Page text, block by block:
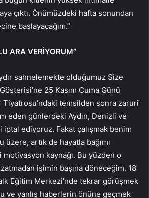
çıktı. Önümüzdeki hafta sonundan
başlayacağım.”
ARA VERİYORUM”
sahnelemekte olduğumuz Size
25 Kasım Cuma Günü
Tiyatrosu’ndaki temsilden sonra zarurî
eden günlerdeki Aydın, Denizli ve
ediyoruz. Fakat çalışmak benim
artık de hayatla bağımı
kaynağı. Bu yüzden o
işimin başına döneceğim. 18
Eğitim Merkezi’nde tekrar görüşmek
ve yanlış haberlerin önüne geçmek